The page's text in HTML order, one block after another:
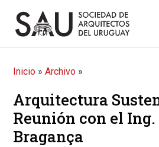
Inicio »Archivo »
Arquitectura
Reunión con el
Bragança